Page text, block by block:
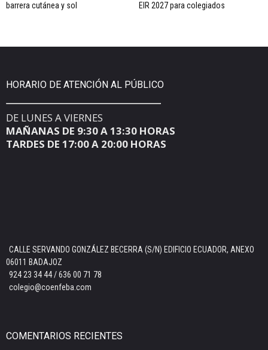
barrera cutánea y sol
EIR 2027 para colegiados
HORARIO DE ATENCIÓN AL PÚBLICO
DE LUNES A VIERNES
MAÑANAS DE 9:30 A 13:30 HORAS
TARDES DE 17:00 A 20:00 HORAS
CALLE SERVANDO GONZÁLEZ BECERRA (S/N) EDIFICIO ECUADOR, ANEXO
06011 BADAJOZ
924 23 34 44 / 636 00 71 78
colegio@coenfeba.com
COMENTARIOS RECIENTES